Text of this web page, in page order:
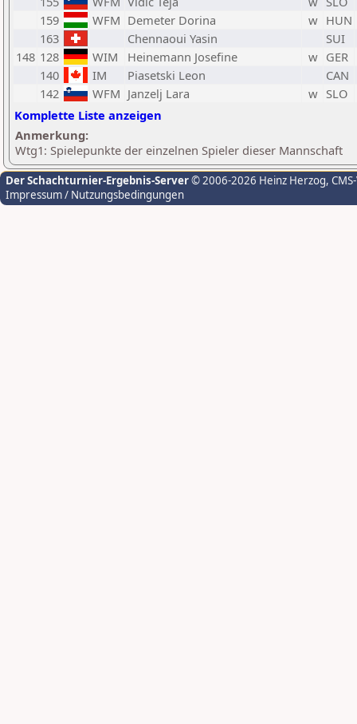
159
WFM Demeter Dorina w HUN
163
Chennaoui Yasin
SUI
148 128 WIM Heinemann Josefine w GER
140
IM Piasetski Leon
CAN
142
WFM Janzelj Lara w SLO
Komplette Liste anzeigen
Anmerkung:
Wtg1: Spielepunkte der einzelnen Spieler dieser Mannschaft
Der Schachturnier-Ergebnis-Server© 2006-2026 Heinz Herzog,
Impressum / Nutzungsbedingungen